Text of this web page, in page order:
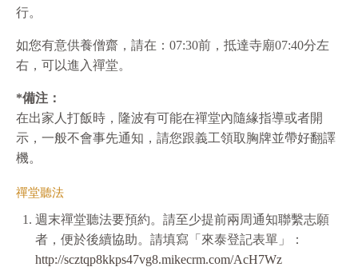
⾏。
如您有意供養僧齋，請在：07:30前，抵達寺廟07:40分左
右，可以進⼊禪堂。
*備注：
在出家⼈打飯時，隆波有可能在禪堂內隨緣指導或者開
⽰，⼀般不會事先通知，請您跟義⼯領取胸牌並帶好翻譯
機。
禪堂聽法
週末禪堂聽法要預約。請⾄少提前兩周通知聯繫志願
者，便於後續協助。請填寫「來泰登記表單」：
http://scztqp8kkps47vg8.mikecrm.com/AcH7Wz